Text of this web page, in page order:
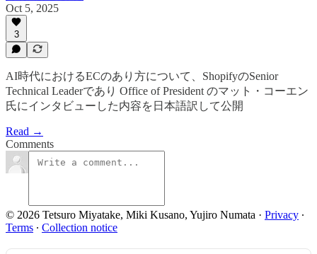
Oct 5, 2025
3
AI時代におけるECのあり方について、ShopifyのSenior
Technical Leaderであり Office of President のマット・コーエン
氏にインタビューした内容を日本語訳して公開
Read →
Comments
© 2026 Tetsuro Miyatake, Miki Kusano, Yujiro Numata · Privacy ∙
Terms ∙ Collection notice